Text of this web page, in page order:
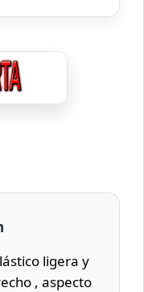
ligera y
, aspecto